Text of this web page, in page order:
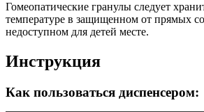
Гомеопатические гранулы следует
температуре в защищенном от прямых
недоступном для детей месте.
Инструкция
Как пользоваться диспенсером: